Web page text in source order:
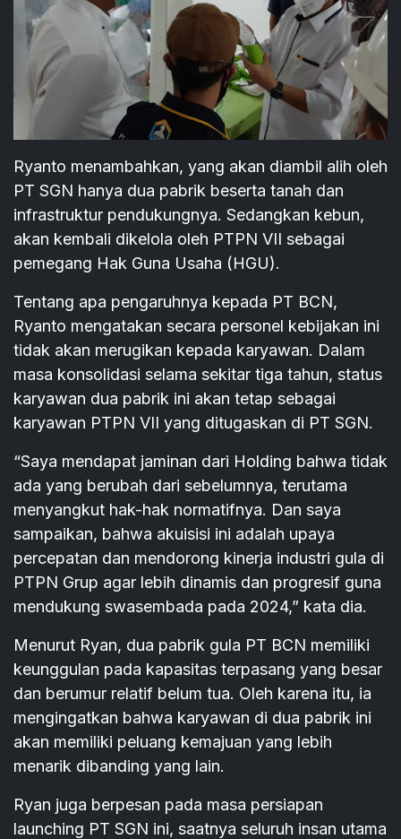
Ryanto menambahkan, yang akan diambil alih oleh
PT SGN hanya dua pabrik beserta tanah dan
infrastruktur pendukungnya. Sedangkan kebun,
akan kembali dikelola oleh PTPN VII sebagai
pemegang Hak Guna Usaha (HGU).
Tentang apa pengaruhnya kepada PT BCN,
Ryanto mengatakan secara personel kebijakan ini
tidak akan merugikan kepada karyawan. Dalam
masa konsolidasi selama sekitar tiga tahun, status
karyawan dua pabrik ini akan tetap sebagai
karyawan PTPN VII yang ditugaskan di PT SGN.
“Saya mendapat jaminan dari Holding bahwa tidak
ada yang berubah dari sebelumnya, terutama
menyangkut hak-hak normatifnya. Dan saya
sampaikan, bahwa akuisisi ini adalah upaya
percepatan dan mendorong kinerja industri gula di
PTPN Grup agar lebih dinamis dan progresif guna
mendukung swasembada pada 2024,” kata dia.
Menurut Ryan, dua pabrik gula PT BCN memiliki
keunggulan pada kapasitas terpasang yang besar
dan berumur relatif belum tua. Oleh karena itu, ia
mengingatkan bahwa karyawan di dua pabrik ini
akan memiliki peluang kemajuan yang lebih
menarik dibanding yang lain.
Ryan juga berpesan pada masa persiapan
launching PT SGN ini, saatnya seluruh insan utama